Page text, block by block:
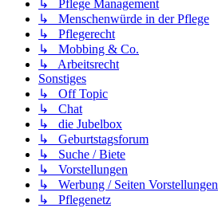
↳ Pflege Management
↳ Menschenwürde in der Pflege
↳ Pflegerecht
↳ Mobbing & Co.
↳ Arbeitsrecht
Sonstiges
↳ Off Topic
↳ Chat
↳ die Jubelbox
↳ Geburtstagsforum
↳ Suche / Biete
↳ Vorstellungen
↳ Werbung / Seiten Vorstellungen
↳ Pflegenetz